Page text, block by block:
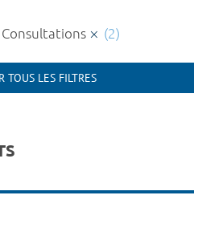
(2)
TOUS LES FILTRES